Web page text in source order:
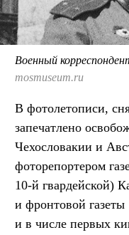
Военный
mosmuseum.ru
В фотолетописи,
запечатлено
Чехословакии и
фоторепортером
10-й гвардейской)
и фронтовой
и в числе первых